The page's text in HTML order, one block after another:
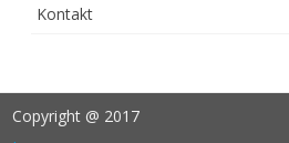
Kontakt
Copyright @ 2017